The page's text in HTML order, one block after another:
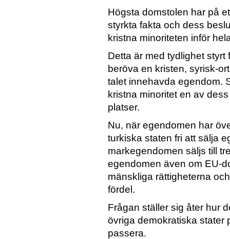
Högsta domstolen har på
styrkta fakta och dess
kristna minoriteten inför
Detta är med tydlighet styrt
beröva en kristen, syrisk-
talet innehavda egendom.
kristna minoritet en av
platser.
Nu, när egendomen har
turkiska staten fri att sälja
markegendomen säljs till
egendomen även om EU-
mänskliga rättigheterna
fördel.
Frågan ställer sig åter hur
övriga demokratiska stater
passera.